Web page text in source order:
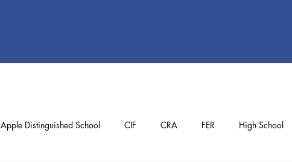
Apple Distinguished School CIF CRA FER High School